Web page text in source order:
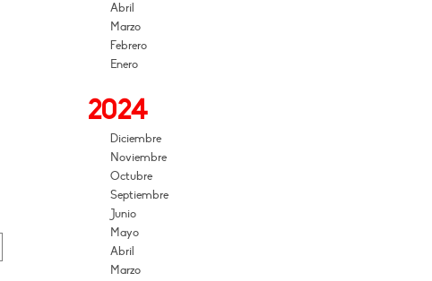
Abril
Marzo
Febrero
Enero
2024
Diciembre
Noviembre
Octubre
Septiembre
Junio
Mayo
Abril
Marzo